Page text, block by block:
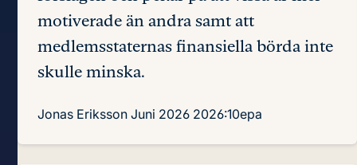
motiverade än andra samt att
medlemsstaternas finansiella börda inte
skulle minska.
Jonas Eriksson Juni 2026 2026:10epa